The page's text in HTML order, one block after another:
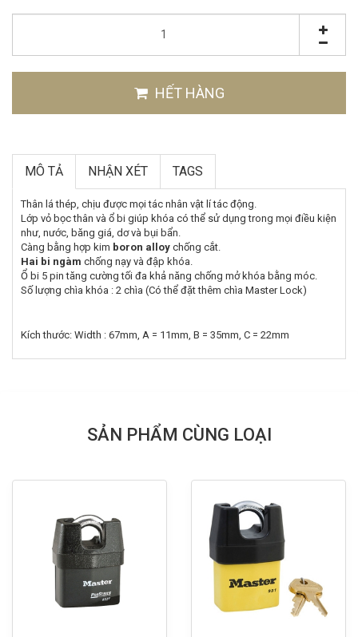
HẾT HÀNG
MÔ TẢ NHẬN XÉT TAGS
Thân lá thép, chịu được mọi tác nhân vật lí tác động.
Lớp vỏ bọc thân và ổ bi giúp khóa có thể sử dụng trong mọi điều kiện
như, nước, băng giá, dơ và bụi bẩn.
Càng bằng hợp kim boron alloy chống cắt.
Hai bi ngàm chống nạy và đập khóa.
Ổ bi 5 pin tăng cường tối đa khả năng chống mở khóa bằng móc.
Số lượng chìa khóa : 2 chìa (Có thể đặt thêm chìa Master Lock)
Kích thước: Width : 67mm, A = 11mm, B = 35mm, C = 22mm
SẢN PHẨM CÙNG LOẠI